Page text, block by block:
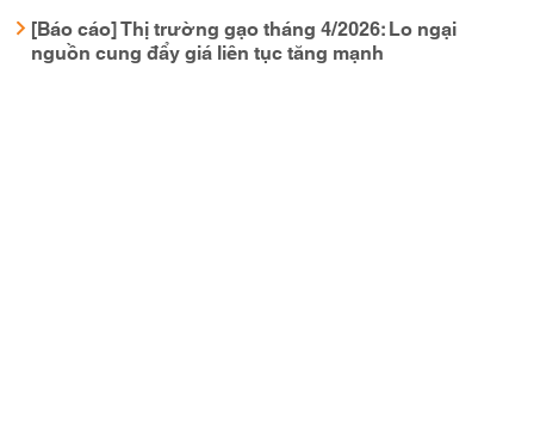
[Báo cáo] Thị trường gạo tháng 4/2026: Lo ngại
nguồn cung đẩy giá liên tục tăng mạnh